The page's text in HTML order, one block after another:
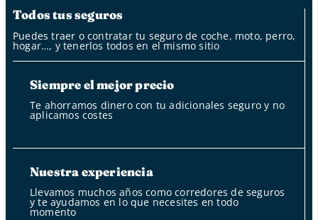
Todos tus seguros
Puedes traer o contratar tu seguro de coche, moto, perro,
hogar…, y tenerlos todos en el mismo sitio
Siempre el mejor precio
Te ahorramos dinero con tu adicionales seguro y no
aplicamos costes
Nuestra experiencia
Llevamos muchos años como corredores de seguros
y te ayudamos en lo que necesites en todo
momento